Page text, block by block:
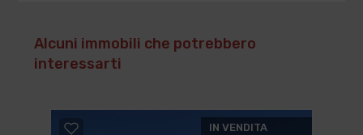
Alcuni immobili che potrebbero
interessarti
IN VENDITA